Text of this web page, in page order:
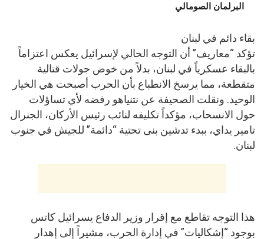
البرلمان الصومالي
بقاء دائم في لبنان
تؤكد “معاريف” أن التوجه الحالي لإسرائيل يعكس اعتزاماً
بالبقاء عسكرياً في لبنان، بدلاً من خوض جولات قتالية
متقطعة، مما يرسخ الانطباع بأن الحرب أصبحت هي الخيار
الوحيد. ونقلت الصحيفة عن نتنياهو رفضه لأي تساؤلات
حول الانسحاب، مؤكداً تكليفه لنائب رئيس الأركان، الجنرال
تامير يداي، ببدء تدشين بنى تحتية “دائمة” للجيش في جنوب
لبنان.
هذا التوجه تقاطع مع إقرار وزير الدفاع يسرائيل كاتس
بوجود “إشكاليات” في إدارة الحرب، مشيراً إلى إهدار